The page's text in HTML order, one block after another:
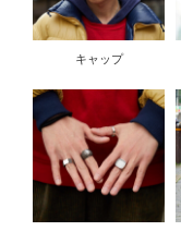
キャップ